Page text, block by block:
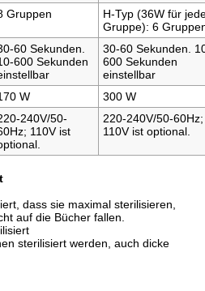
Gruppen
H-Typ (36W für
Gruppe): 6
60 Sekunden.
600 Sekunden
30-60 Sekunden.
600 Sekunden
einstellbar
W
300 W
240V/50-
110V ist
220-240V/50-60Hz;
110V ist optional.
dass sie maximal sterilisieren,
auf die Bücher fallen.
sterilisiert werden, auch dicke